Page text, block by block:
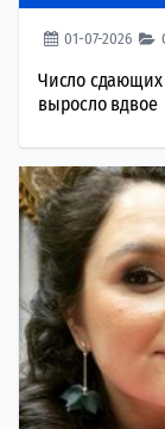
01-07-2026
Число сдающих
выросло вдвое